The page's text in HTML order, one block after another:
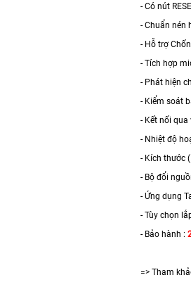
- Có nút
- Chuẩn nén
- Hỗ trợ
- Tích hợp
- Phát hiện
- Kiểm soát
- Kết nối qua
- Nhiệt độ
- Kích thước
- Bộ đổi
- Ứng dụng
- Tùy chọn
- Bảo hành :
=> Tham